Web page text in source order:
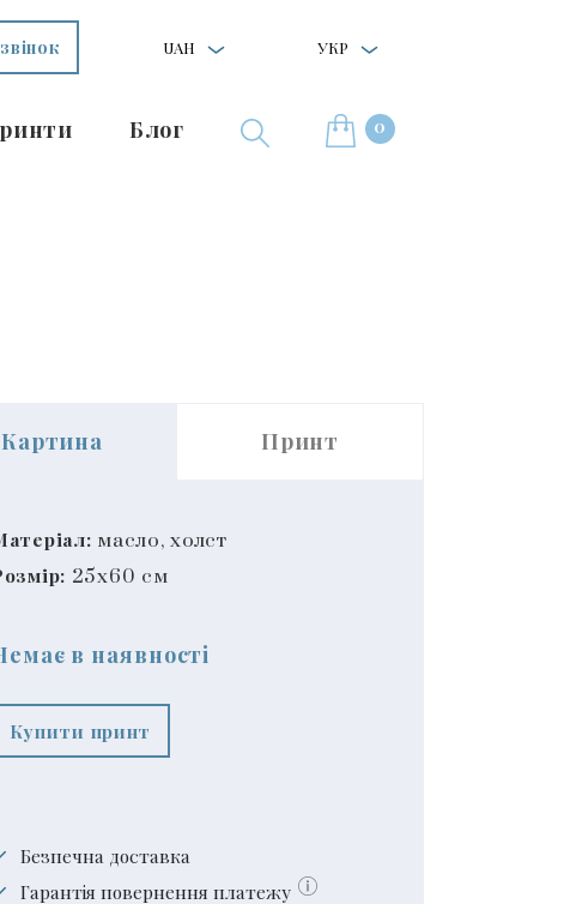
UAH УКР
Блог 0
Картина Принт
масло, холст
25x60 см
в наявності
Купити принт
Безпечна доставка
Гарантія повернення платежу